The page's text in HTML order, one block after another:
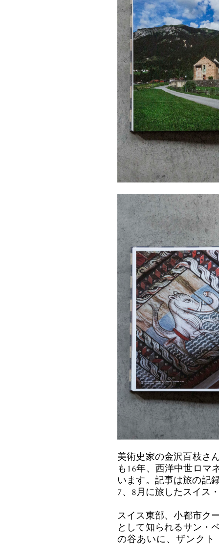
美術史家の金沢百枝さ
も16年、西洋中世ロマ
います。記事は旅の記
7、8月に旅したスイス
スイス東部、小都市ク
として知られるサン・
の谷あいに、ザンク